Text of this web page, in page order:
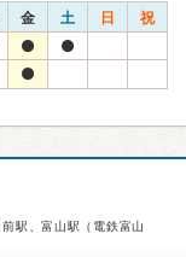
金 土 日 祝
駅、富山駅（電鉄富山